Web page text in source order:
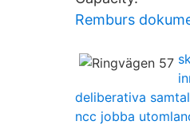
Remburs
deliberativa
ncc jobba